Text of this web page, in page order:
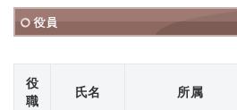
役
職
氏名 所属